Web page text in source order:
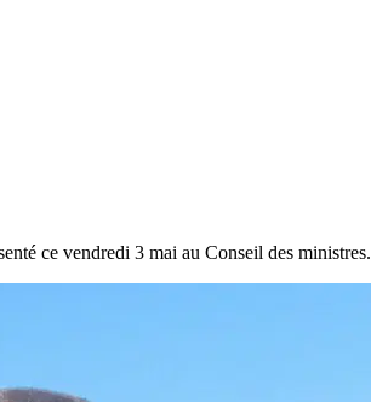
ce vendredi 3 mai au Conseil des ministres.